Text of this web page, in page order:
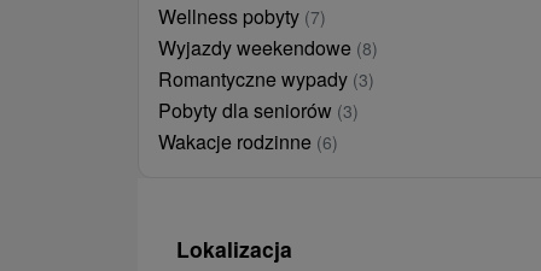
Wellness pobyty (7)
Wyjazdy weekendowe (8)
Romantyczne wypady (3)
Pobyty dla seniorów (3)
Wakacje rodzinne (6)
Lokalizacja